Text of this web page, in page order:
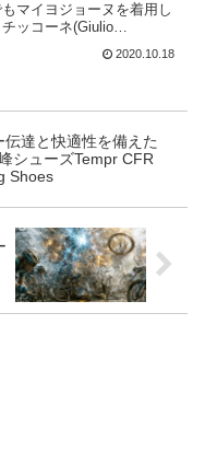
マイヨジョーヌを着用し
ッコーネ(Giulio
コーネは、第14ステージ
トライヤルをスタートする
2020.10.18
伝達と快適性を備えた
シューズTempr CFR
Shoes